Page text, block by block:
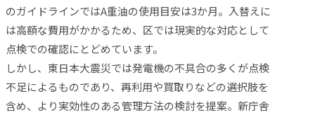
のガイドラインではA重油の使用目安は3か月。入替えに
は高額な費用がかかるため、区では現実的な対応として
点検での確認にとどめています。
しかし、東日本大震災では発電機の不具合の多くが点検
不足によるものであり、再利用や買取りなどの選択肢を
含め、より実効性のある管理方法の検討を提案。新庁舎